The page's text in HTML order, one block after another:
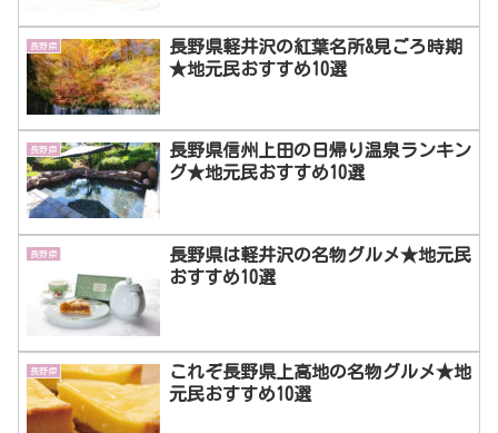
長野県
長野県軽井沢の紅葉名所&見ごろ時期
★地元民おすすめ10選
長野県
長野県信州上田の日帰り温泉ランキン
グ★地元民おすすめ10選
長野県
長野県は軽井沢の名物グルメ★地元民
おすすめ10選
長野県
これぞ長野県上高地の名物グルメ★地
元民おすすめ10選